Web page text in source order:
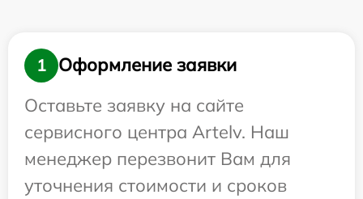
1
Оформление заявки
Оставьте заявку на сайте
сервисного центра Artelv. Наш
менеджер перезвонит Вам для
уточнения стоимости и сроков